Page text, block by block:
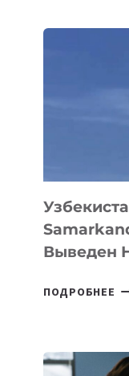
Выведен
ПОДРОБНЕЕ